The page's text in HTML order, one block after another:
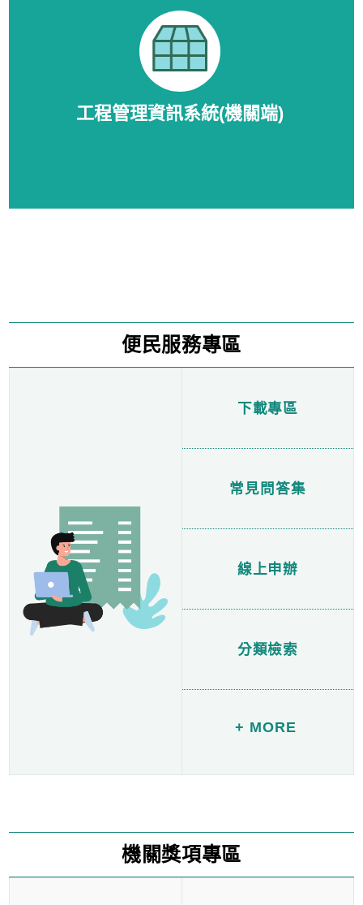
工程管理資訊系統(機關端)
便民服務專區
下載專區
常見問答集
線上申辦
分類檢索
+ MORE
機關獎項專區